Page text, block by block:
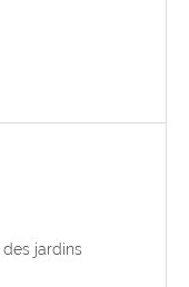
jardins